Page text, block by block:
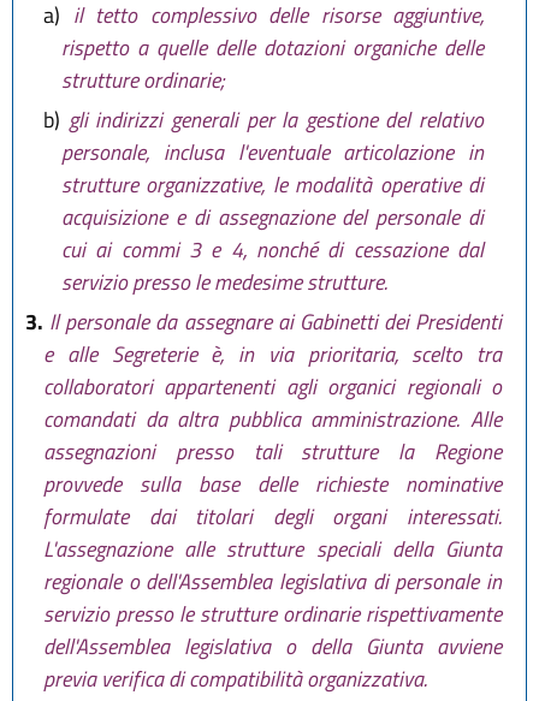
a) il tetto complessivo delle risorse aggiuntive,
rispetto a quelle delle dotazioni organiche delle
strutture ordinarie;
b) gli indirizzi generali per la gestione del relativo
personale, inclusa l'eventuale articolazione in
strutture organizzative, le modalità operative di
acquisizione e di assegnazione del personale di
cui ai commi 3 e 4, nonché di cessazione dal
servizio presso le medesime strutture.
3. Il personale da assegnare ai Gabinetti dei Presidenti
e alle Segreterie è, in via prioritaria, scelto tra
collaboratori appartenenti agli organici regionali o
comandati da altra pubblica amministrazione. Alle
assegnazioni presso tali strutture la Regione
provvede sulla base delle richieste nominative
formulate dai titolari degli organi interessati.
L'assegnazione alle strutture speciali della Giunta
regionale o dell'Assemblea legislativa di personale in
servizio presso le strutture ordinarie rispettivamente
dell'Assemblea legislativa o della Giunta avviene
previa verifica di compatibilità organizzativa.